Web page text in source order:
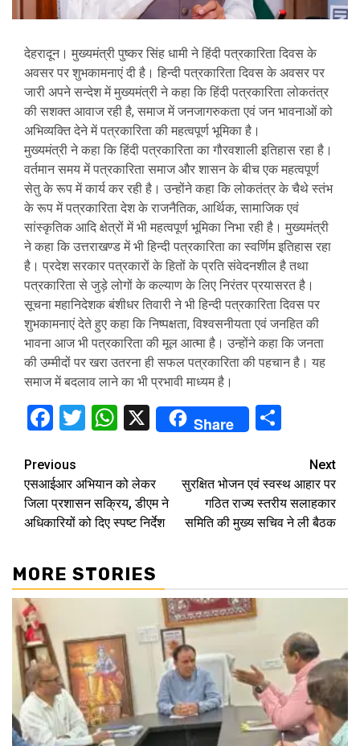
देहरादून। मुख्यमंत्री पुष्कर सिंह धामी ने हिंदी पत्रकारिता दिवस के
अवसर पर शुभकामनाएं दी है। हिन्दी पत्रकारिता दिवस के अवसर पर
जारी अपने सन्देश में मुख्यमंत्री ने कहा कि हिंदी पत्रकारिता लोकतंत्र
की सशक्त आवाज रही है, समाज में जनजागरुकता एवं जन भावनाओं को
अभिव्यक्ति देने में पत्रकारिता की महत्वपूर्ण भूमिका है।
मुख्यमंत्री ने कहा कि हिंदी पत्रकारिता का गौरवशाली इतिहास रहा है।
वर्तमान समय में पत्रकारिता समाज और शासन के बीच एक महत्वपूर्ण
सेतु के रूप में कार्य कर रही है। उन्होंने कहा कि लोकतंत्र के चैथे स्तंभ
के रूप में पत्रकारिता देश के राजनैतिक, आर्थिक, सामाजिक एवं
सांस्कृतिक आदि क्षेत्रों में भी महत्वपूर्ण भूमिका निभा रही है। मुख्यमंत्री
ने कहा कि उत्तराखण्ड में भी हिन्दी पत्रकारिता का स्वर्णिम इतिहास रहा
है। प्रदेश सरकार पत्रकारों के हितों के प्रति संवेदनशील है तथा
पत्रकारिता से जुड़े लोगों के कल्याण के लिए निरंतर प्रयासरत है।
सूचना महानिदेशक बंशीधर तिवारी ने भी हिन्दी पत्रकारिता दिवस पर
शुभकामनाएं देते हुए कहा कि निष्पक्षता, विश्वसनीयता एवं जनहित की
भावना आज भी पत्रकारिता की मूल आत्मा है। उन्होंने कहा कि जनता
की उम्मीदों पर खरा उतरना ही सफल पत्रकारिता की पहचान है। यह
समाज में बदलाव लाने का भी प्रभावी माध्यम है।
Facebook
TwitterWhatsApp
X Share
Continue
Reading
Previous
एसआईआर अभियान को लेकर
जिला प्रशासन सक्रिय, डीएम ने
अधिकारियों को दिए स्पष्ट निर्देश
Next
सुरक्षित भोजन एवं स्वस्थ आहार पर
गठित राज्य स्तरीय सलाहकार
समिति की मुख्य सचिव ने ली बैठक
MORE STORIES